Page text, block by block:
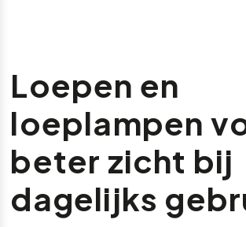
Loepen en
loeplampen
beter zicht bij
dagelijks